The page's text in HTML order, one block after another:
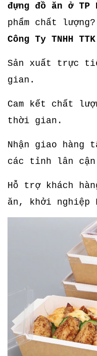
đựng đồ ăn ở TP
phẩm chất
Công Ty TNHH
Sản xuất trực
gian.
Cam kết chất
thời gian.
Nhận giao hàng
các tỉnh lân
Hỗ trợ khách
ăn, khởi nghiệp